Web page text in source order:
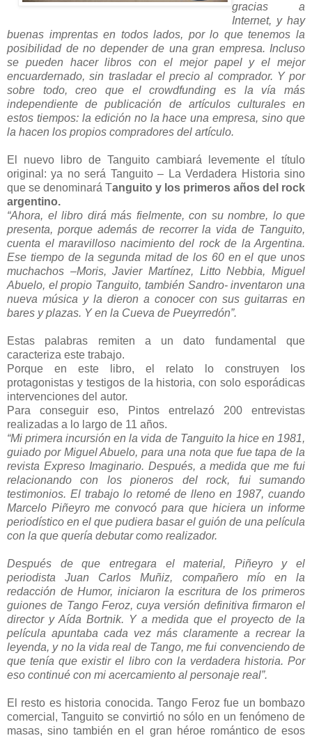
gracias a
Internet, y hay
buenas imprentas en todos lados, por lo que tenemos la
posibilidad de no depender de una gran empresa. Incluso
se pueden hacer libros con el mejor papel y el mejor
encuardernado, sin trasladar el precio al comprador. Y por
sobre todo, creo que el crowdfunding es la vía más
independiente de publicación de artículos culturales en
estos tiempos: la edición no la hace una empresa, sino que
la hacen los propios compradores del artículo.
El nuevo libro de Tanguito cambiará levemente el título
original: ya no será Tanguito – La Verdadera Historia sino
que se denominará Tanguito y los primeros años del rock
argentino.
“Ahora, el libro dirá más fielmente, con su nombre, lo que
presenta, porque además de recorrer la vida de Tanguito,
cuenta el maravilloso nacimiento del rock de la Argentina.
Ese tiempo de la segunda mitad de los 60 en el que unos
muchachos –Moris, Javier Martínez, Litto Nebbia, Miguel
Abuelo, el propio Tanguito, también Sandro- inventaron una
nueva música y la dieron a conocer con sus guitarras en
bares y plazas. Y en la Cueva de Pueyrredón”.
Estas palabras remiten a un dato fundamental que
caracteriza este trabajo.
Porque en este libro, el relato lo construyen los
protagonistas y testigos de la historia, con solo esporádicas
intervenciones del autor.
Para conseguir eso, Pintos entrelazó 200 entrevistas
realizadas a lo largo de 11 años.
“Mi primera incursión en la vida de Tanguito la hice en 1981,
guiado por Miguel Abuelo, para una nota que fue tapa de la
revista Expreso Imaginario. Después, a medida que me fui
relacionando con los pioneros del rock, fui sumando
testimonios. El trabajo lo retomé de lleno en 1987, cuando
Marcelo Piñeyro me convocó para que hiciera un informe
periodístico en el que pudiera basar el guión de una película
con la que quería debutar como realizador.
Después de que entregara el material, Piñeyro y el
periodista Juan Carlos Muñiz, compañero mío en la
redacción de Humor, iniciaron la escritura de los primeros
guiones de Tango Feroz, cuya versión definitiva firmaron el
director y Aída Bortnik. Y a medida que el proyecto de la
película apuntaba cada vez más claramente a recrear la
leyenda, y no la vida real de Tango, me fui convenciendo de
que tenía que existir el libro con la verdadera historia. Por
eso continué con mi acercamiento al personaje real”.
El resto es historia conocida. Tango Feroz fue un bombazo
comercial, Tanguito se convirtió no sólo en un fenómeno de
masas, sino también en el gran héroe romántico de esos